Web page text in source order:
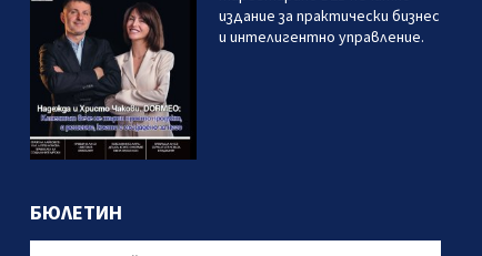
издание за практически бизнес
и интелигентно управление.
БЮЛЕТИН